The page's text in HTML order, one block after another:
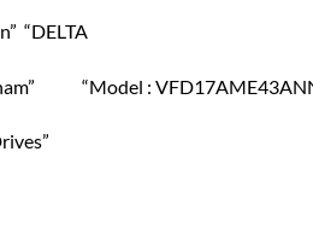
“DELTA
“Model :